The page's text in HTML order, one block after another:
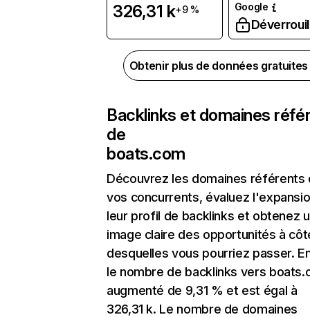
326,31 k+9 %
Google
Obtenir plus de données
Backlinks et domaines
de
boats.com
Découvrez les domaines référents
vos concurrents, évaluez
leur profil de backlinks et obtenez
image claire des opportunités à
desquelles vous pourriez passer.
le nombre de backlinks vers
augmenté de 9,31 % et est égal à
326,31 k. Le nombre de domaines